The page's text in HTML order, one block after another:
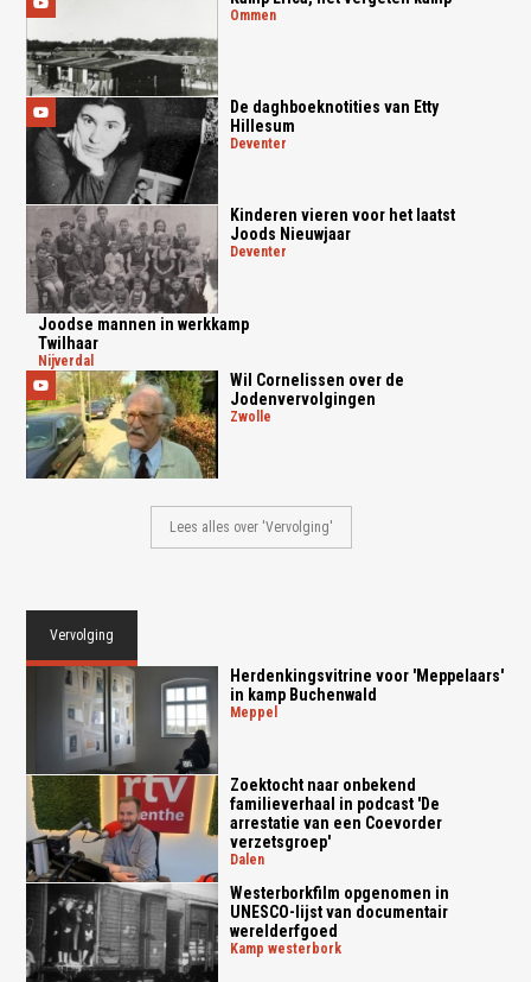
ommen
De daghboeknotities van Etty
Hillesum
deventer
Kinderen vieren voor het laatst
Joods Nieuwjaar
deventer
Joodse mannen in werkkamp
Twilhaar
nijverdal
Wil Cornelissen over de
Jodenvervolgingen
zwolle
Lees alles over 'Vervolging'
Vervolging
Herdenkingsvitrine voor 'Meppelaars'
in kamp Buchenwald
meppel
Zoektocht naar onbekend
familieverhaal in podcast 'De
arrestatie van een Coevorder
verzetsgroep'
dalen
Westerborkfilm opgenomen in
UNESCO-lijst van documentair
werelderfgoed
kamp westerbork